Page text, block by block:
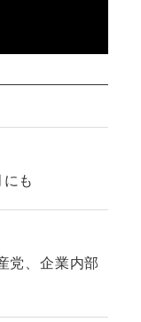
も
党、企業内部